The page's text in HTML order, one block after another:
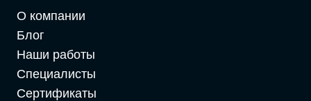
О компании
Блог
Наши работы
Специалисты
Сертификаты